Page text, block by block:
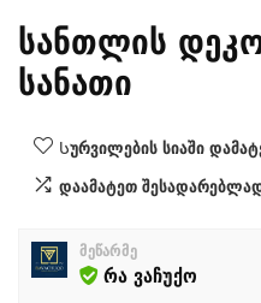
სანთლის
სანათი
Სურვილების სიაში
დაამატეთ
მეწარმე
რა ვაჩუქო